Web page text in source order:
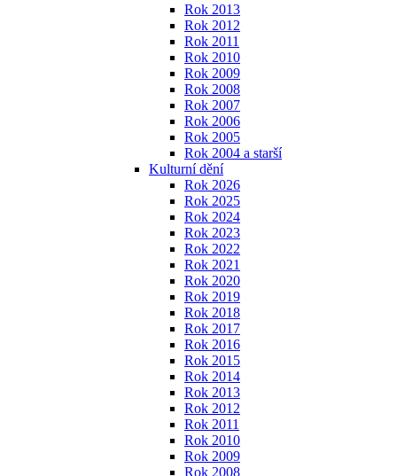
Rok 2013
Rok 2012
Rok 2011
Rok 2010
Rok 2009
Rok 2008
Rok 2007
Rok 2006
Rok 2005
Rok 2004 a starší
Kulturní dění
Rok 2026
Rok 2025
Rok 2024
Rok 2023
Rok 2022
Rok 2021
Rok 2020
Rok 2019
Rok 2018
Rok 2017
Rok 2016
Rok 2015
Rok 2014
Rok 2013
Rok 2012
Rok 2011
Rok 2010
Rok 2009
Rok 2008